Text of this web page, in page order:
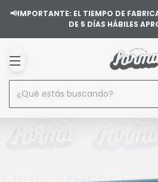
📢IMPORTANTE: EL TIEMPO DE
DE 5 DÍAS HÁBILES